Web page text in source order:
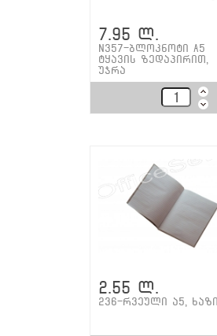
7.95 ლ.
N357-ბლოკნოტი A5
ტყავის ზედაპირით,
უჯრა
2.55 ლ.
236-რვეული ა5,